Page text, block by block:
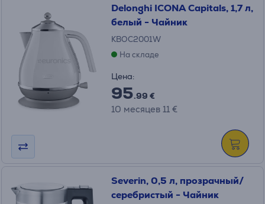
Delonghi ICONA Capitals, 1,7 л,
белый - Чайник
KBOC2001W
На складе
Цена:
95.99 €
10 месяцев 11 €
Severin, 0,5 л, прозрачный/
серебристый - Чайник